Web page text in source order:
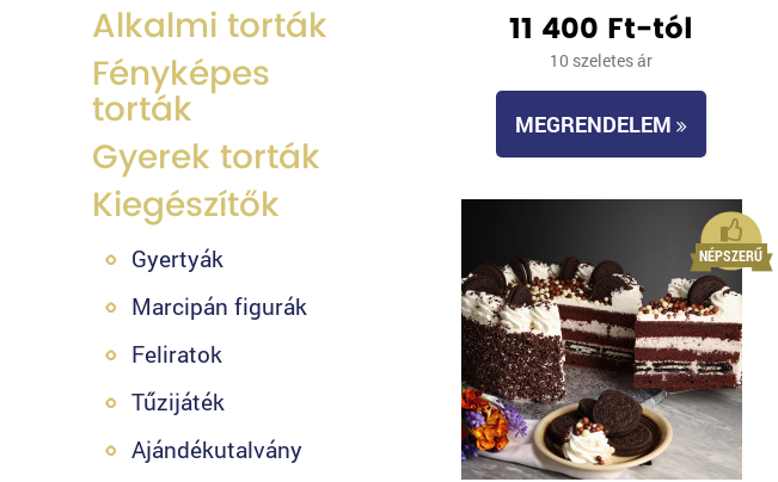
Alkalmi torták
Fényképes
torták
Gyerek torták
Kiegészítők
Gyertyák
Marcipán figurák
Feliratok
Tűzijáték
Ajándékutalvány
11 400 Ft-tól
10 szeletes ár
MEGRENDELEM